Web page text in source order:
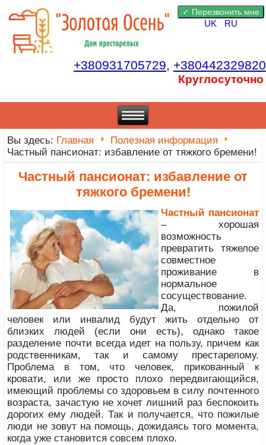
UK RU
+380931705729, +380442329820
Круглосуточно
Вы здесь: Главная
Полезная информация
Частный пансионат: избавление от тяжкого бремени!
Частный пансионат: избавление от
тяжкого бремени!
Частный пансионат
– хорошая
возможность
превратить тяжелое
совместное
проживание в
нормальное
сосуществование.
Да, пожилой
человек или инвалид будут жить отдельно от
близких людей (если они есть), однако такое
разделение почти всегда идет на пользу, причем как
родственникам, так и самому престарелому.
Проблема в том, что человек, прикованный к
кровати, или же просто плохо передвигающийся,
имеющий проблемы со здоровьем в силу почтенного
возраста, зачастую не хочет лишний раз беспокоить
дорогих ему людей. Так и получается, что пожилые
люди не зовут на помощь, дожидаясь того момента,
когда уже становится совсем плохо.